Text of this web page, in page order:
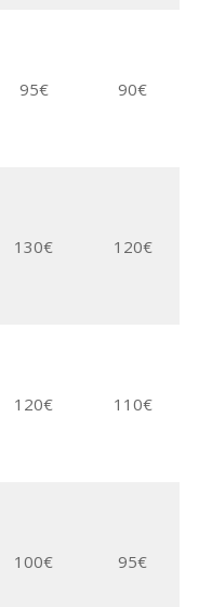
95€ 90€
130€ 120€
120€ 110€
100€ 95€